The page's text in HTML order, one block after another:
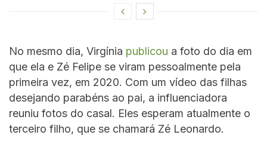
No mesmo dia, Virgínia publicou a foto do dia em
que ela e Zé Felipe se viram pessoalmente pela
primeira vez, em 2020. Com um vídeo das filhas
desejando parabéns ao pai, a influenciadora
reuniu fotos do casal. Eles esperam atualmente o
terceiro filho, que se chamará Zé Leonardo.